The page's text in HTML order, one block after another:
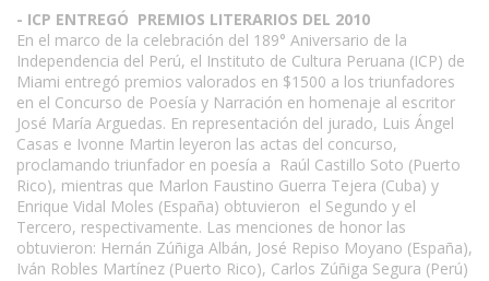
- ICP ENTREGÓ PREMIOS LITERARIOS DEL 2010
En el marco de la celebración del 189° Aniversario de la
Independencia del Perú, el Instituto de Cultura Peruana (ICP) de
Miami entregó premios valorados en $1500 a los triunfadores
en el Concurso de Poesía y Narración en homenaje al escritor
José María Arguedas. En representación del jurado, Luis Ángel
Casas e Ivonne Martin leyeron las actas del concurso,
proclamando triunfador en poesía a Raúl Castillo Soto (Puerto
Rico), mientras que Marlon Faustino Guerra Tejera (Cuba) y
Enrique Vidal Moles (España) obtuvieron el Segundo y el
Tercero, respectivamente. Las menciones de honor las
obtuvieron: Hernán Zúñiga Albán, José Repiso Moyano (España),
Iván Robles Martínez (Puerto Rico), Carlos Zúñiga Segura (Perú)